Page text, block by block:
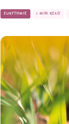
EURYTHMIE 1 MIN READ